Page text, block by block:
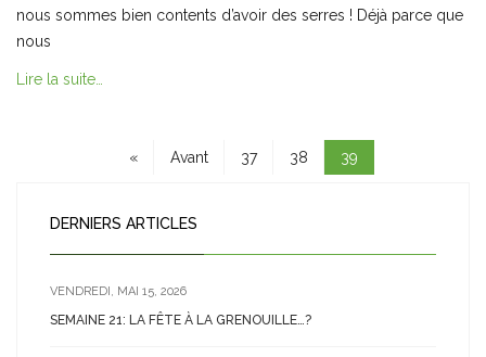
nous sommes bien contents d’avoir des serres ! Déjà parce que
nous
Lire la suite…
« Avant 37 38 39
DERNIERS ARTICLES
VENDREDI, MAI 15, 2026
SEMAINE 21: LA FÊTE À LA GRENOUILLE…?